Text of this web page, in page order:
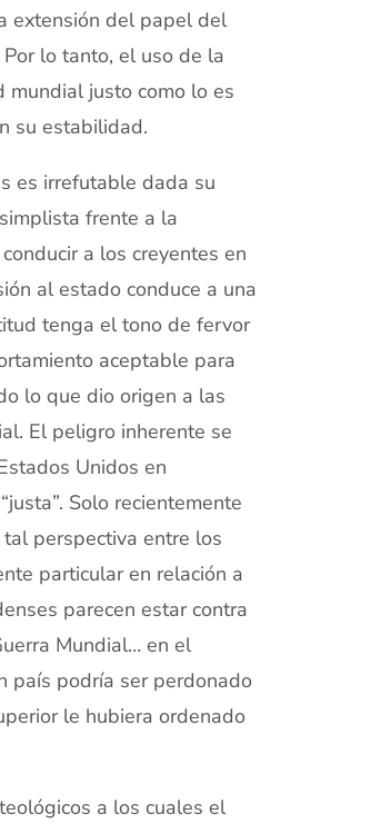
extensión del papel del
lo tanto, el uso de la
mundial justo como lo es
su estabilidad.
es irrefutable dada su
frente a la
a los creyentes en
al estado conduce a una
tenga el tono de fervor
aceptable para
lo que dio origen a las
El peligro inherente se
Unidos en
Solo recientemente
perspectiva entre los
particular en relación a
parecen estar contra
Mundial… en el
país podría ser perdonado
le hubiera ordenado
a los cuales el